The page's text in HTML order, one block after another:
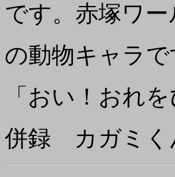
です。赤塚ワー
の動物キャラ
「おい！おれ
併録 カガミく